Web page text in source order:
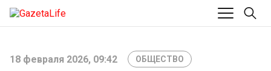
18 февраля 2026, 09:42 ОБЩЕСТВО